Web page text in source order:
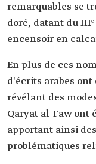
remarquables se
doré, datant du
encensoir en
En plus de ces
d'écrits arabes
révélant des
Qaryat al-Faw ont
apportant ainsi
problématiques